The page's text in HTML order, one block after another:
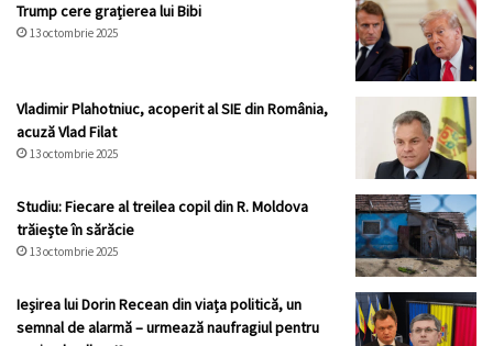
Trump cere grațierea lui Bibi
13 octombrie 2025
Vladimir Plahotniuc, acoperit al SIE din România,
acuză Vlad Filat
13 octombrie 2025
Studiu: Fiecare al treilea copil din R. Moldova
trăiește în sărăcie
13 octombrie 2025
Ieșirea lui Dorin Recean din viața politică, un
semnal de alarmă – urmează naufragiul pentru